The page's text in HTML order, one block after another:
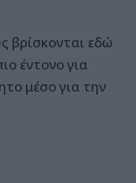
βρίσκονται εδώ
έντονο για
μέσο για την